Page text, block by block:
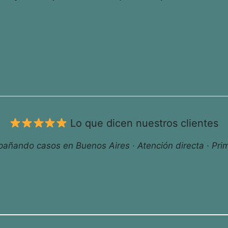
Lo que dicen nuestros clientes
casos en Buenos Aires · Atención directa ·